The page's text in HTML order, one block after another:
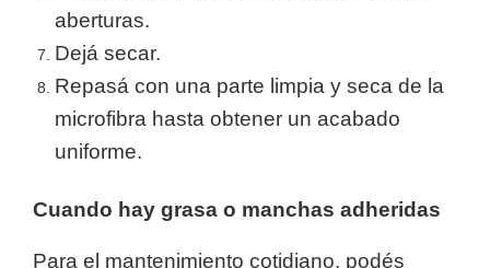
aberturas.
Dejá secar.
Repasá con una parte limpia y seca de la
microfibra hasta obtener un acabado
uniforme.
Cuando hay grasa o manchas adheridas
Para el mantenimiento cotidiano, podés